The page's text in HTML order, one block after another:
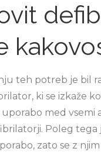
teh potreb je bil
ki se izkaže
med vsemi
Poleg tega
zato se z